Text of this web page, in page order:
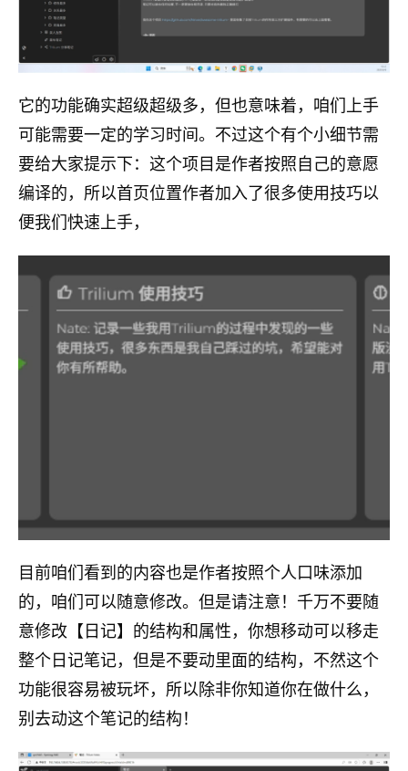
它的功能确实超级超级多，但也意味着，咱们上手
可能需要一定的学习时间。不过这个有个小细节需
要给大家提示下：这个项目是作者按照自己的意愿
编译的，所以首页位置作者加入了很多使用技巧以
便我们快速上手，
目前咱们看到的内容也是作者按照个人口味添加
的，咱们可以随意修改。但是请注意！千万不要随
意修改【日记】的结构和属性，你想移动可以移走
整个日记笔记，但是不要动里面的结构，不然这个
功能很容易被玩坏，所以除非你知道你在做什么，
别去动这个笔记的结构！